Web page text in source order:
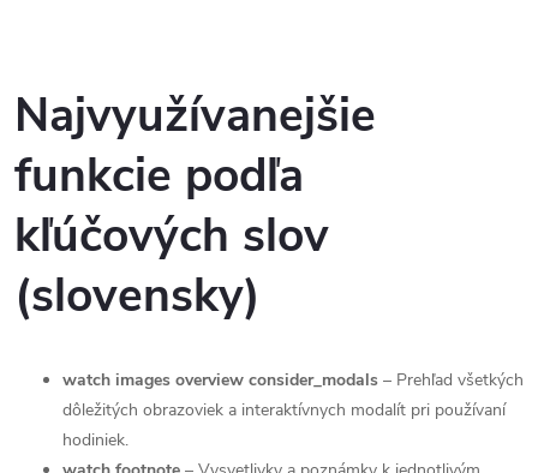
Najvyužívanejšie
funkcie podľa
kľúčových slov
(slovensky)
watch images overview consider_modals – Prehľad všetkých
dôležitých obrazoviek a interaktívnych modalít pri používaní
hodiniek.